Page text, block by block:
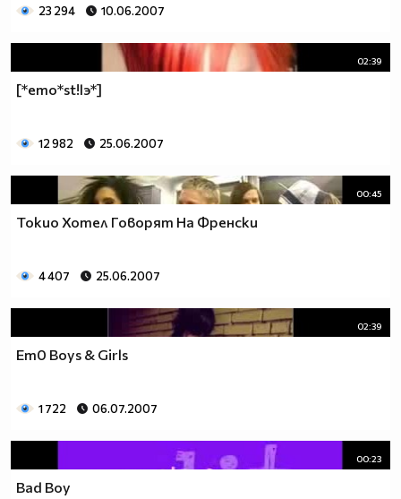
23 294 10.06.2007
02:39
[*emo*st!lэ*]
12 982 25.06.2007
00:45
Токио Хотел Говорят На Френски
4 407 25.06.2007
02:39
Em0 Boys & Girls
1 722 06.07.2007
00:23
Bad Boy